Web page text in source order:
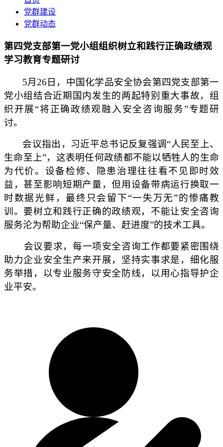
党群建设
党群动态
第四党支部第一党小组组织树立和践行正确政绩观
学习教育专题研讨
5月26日，中国化学品安全协会第四党支部第一
党小组结合近期国内发生的两起特别重大事故，组
织开展“将正确政绩观融入安全咨询服务”专题研
讨。
会议指出，习近平总书记反复强调“人民至上、
生命至上”，这表明任何政绩都不能以牺牲人的生命
为代价。设备检修、隐患治理往往看不见即时效
益，甚至影响短期产量，但用设备带病运行换取一
时数据光鲜，最终只会留下“一失万无”的惨痛教
训。要树立和践行正确的政绩观，不能让安全咨询
服务沦为帮助企业“保产量、赶进度”的技术工具。
会议要求，每一项安全咨询工作都要紧密围绕
助力企业安全生产来开展，坚持实事求是，细化服
务举措，以专业服务守安全防线，以用心指导护企
业平安。